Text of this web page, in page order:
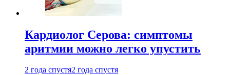
Кардиолог Серова: симптомы
аритмии можно легко упустить
2 года спустя2 года спустя